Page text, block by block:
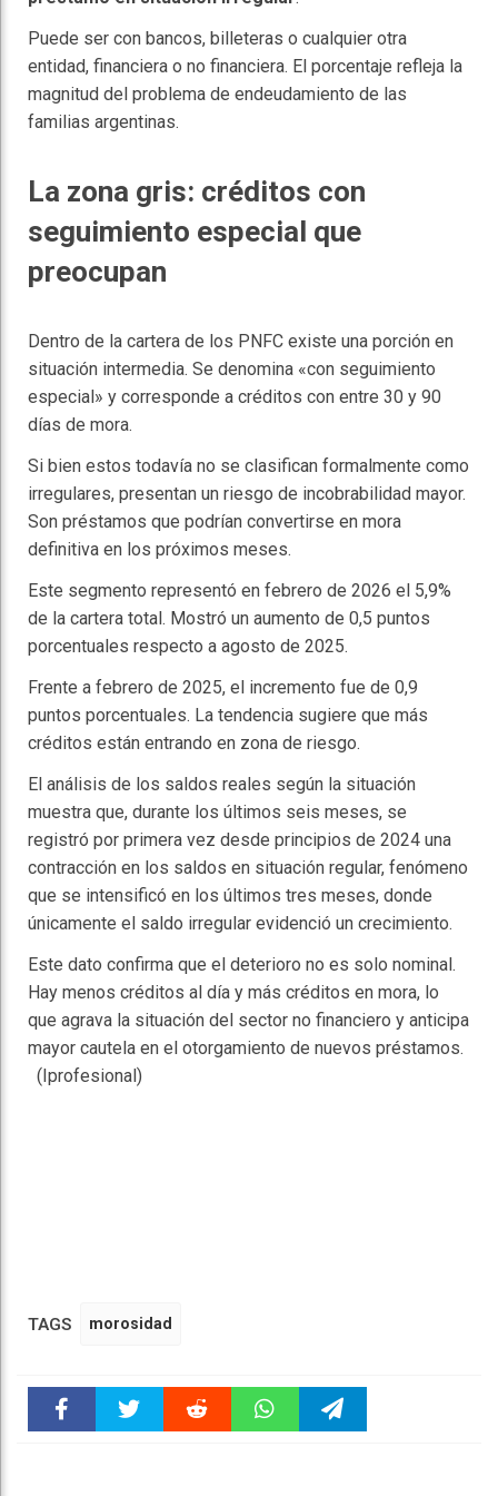
Puede ser con bancos, billeteras o cualquier otra
entidad, financiera o no financiera. El porcentaje refleja la
magnitud del problema de endeudamiento de las
familias argentinas.
La zona gris: créditos con
seguimiento especial que
preocupan
Dentro de la cartera de los PNFC existe una porción en
situación intermedia. Se denomina «con seguimiento
especial» y corresponde a créditos con entre 30 y 90
días de mora.
Si bien estos todavía no se clasifican formalmente como
irregulares, presentan un riesgo de incobrabilidad mayor.
Son préstamos que podrían convertirse en mora
definitiva en los próximos meses.
Este segmento representó en febrero de 2026 el 5,9%
de la cartera total. Mostró un aumento de 0,5 puntos
porcentuales respecto a agosto de 2025.
Frente a febrero de 2025, el incremento fue de 0,9
puntos porcentuales. La tendencia sugiere que más
créditos están entrando en zona de riesgo.
El análisis de los saldos reales según la situación
muestra que, durante los últimos seis meses, se
registró por primera vez desde principios de 2024 una
contracción en los saldos en situación regular, fenómeno
que se intensificó en los últimos tres meses, donde
únicamente el saldo irregular evidenció un crecimiento.
Este dato confirma que el deterioro no es solo nominal.
Hay menos créditos al día y más créditos en mora, lo
que agrava la situación del sector no financiero y anticipa
mayor cautela en el otorgamiento de nuevos préstamos.
(Iprofesional)
TAGS morosidad